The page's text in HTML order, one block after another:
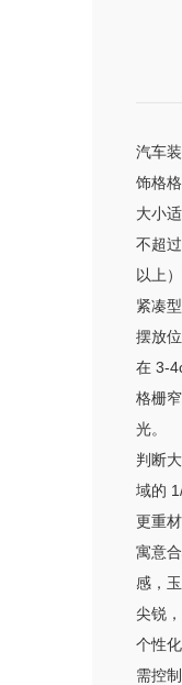
汽车
饰格
大小
不超
以上
紧凑
摆放
在 3-
格栅
光。
判断
域的
更重
寓意
感，
尖锐
个性
需控